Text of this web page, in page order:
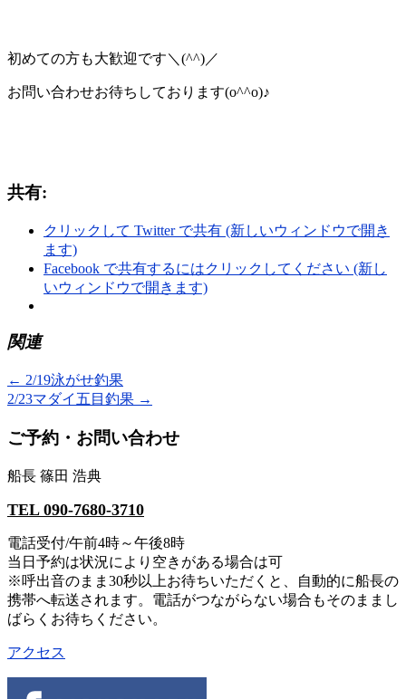
初めての方も大歓迎です＼(^^)／
お問い合わせお待ちしております(o^^o)♪
共有:
クリックして Twitter で共有 (新しいウィンドウで開き
ます)
Facebook で共有するにはクリックしてください (新し
いウィンドウで開きます)
関連
← 2/19泳がせ釣果
2/23マダイ五目釣果 →
ご予約・お問い合わせ
船長 篠田 浩典
TEL 090-7680-3710
電話受付/午前4時～午後8時
当日予約は状況により空きがある場合は可
※呼出音のまま30秒以上お待ちいただくと、自動的に船長の
携帯へ転送されます。電話がつながらない場合もそのままし
ばらくお待ちください。
アクセス